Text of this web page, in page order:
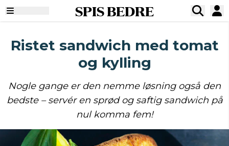
SPIS BEDRE
Ristet sandwich med tomat
og kylling
Nogle gange er den nemme løsning også den
bedste – servér en sprød og saftig sandwich på
nul komma fem!